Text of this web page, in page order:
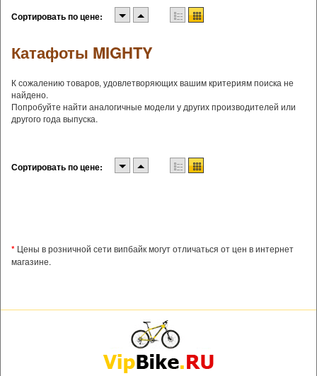
Сортировать по цене:
Катафоты MIGHTY
К сожалению товаров, удовлетворяющих вашим критериям поиска не
найдено.
Попробуйте найти аналогичные модели у других производителей или
другого года выпуска.
Сортировать по цене:
* Цены в розничной сети випбайк могут отличаться от цен в интернет
магазине.